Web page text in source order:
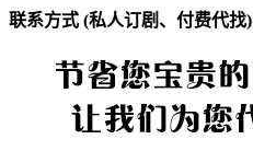
联系方式 (私人订剧、付费代找)